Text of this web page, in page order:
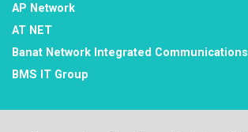
AP Network
AT NET
Banat Network Integrated Communications
BMS IT Group